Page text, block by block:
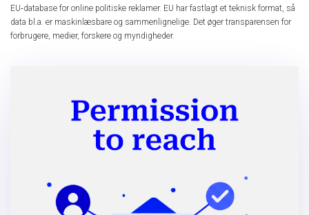
EU‑database for online politiske reklamer. EU har fastlagt et teknisk format, så
data bl.a. er maskinlæsbare og sammenlignelige. Det øger transparensen for
forbrugere, medier, forskere og myndigheder.